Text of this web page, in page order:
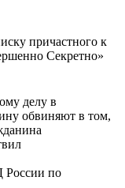
делу в
обвиняют в том,
России по